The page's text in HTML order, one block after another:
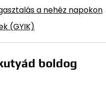
a nehéz napokon
(GYIK)
boldog